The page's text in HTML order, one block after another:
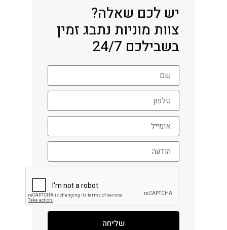
יש לכם שאלה?
צוות מוניות נתבג זמין
בשבילכם 24/7
שליחה